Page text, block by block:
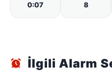
0:07 8
İlgili Alarm